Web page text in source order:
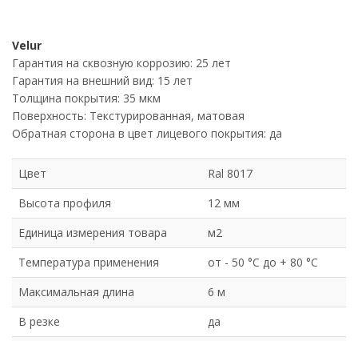
Velur
Гарантия на сквозную коррозию: 25 лет
Гарантия на внешний вид: 15 лет
Толщина покрытия: 35 мкм
Поверхность: Текстурированная, матовая
Обратная сторона в цвет лицевого покрытия: да
Цвет
Ral 8017
Высота профиля
12 мм
Единица измерения товара
м2
Температура применения
от - 50 °C до + 80 °C
Максимальная длина
6 м
В резке
да